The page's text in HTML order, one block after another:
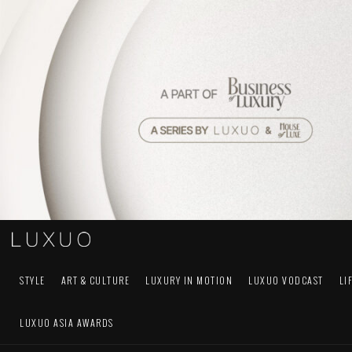
STYLE ART & CULTURE LUXURY IN MOTION LUXUO VODCAST
LUXUO ASIA AWARDS